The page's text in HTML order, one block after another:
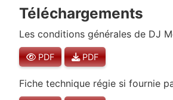
Téléchargements
Les conditions générales de DJ
PDF PDF
Fiche technique régie si fournie